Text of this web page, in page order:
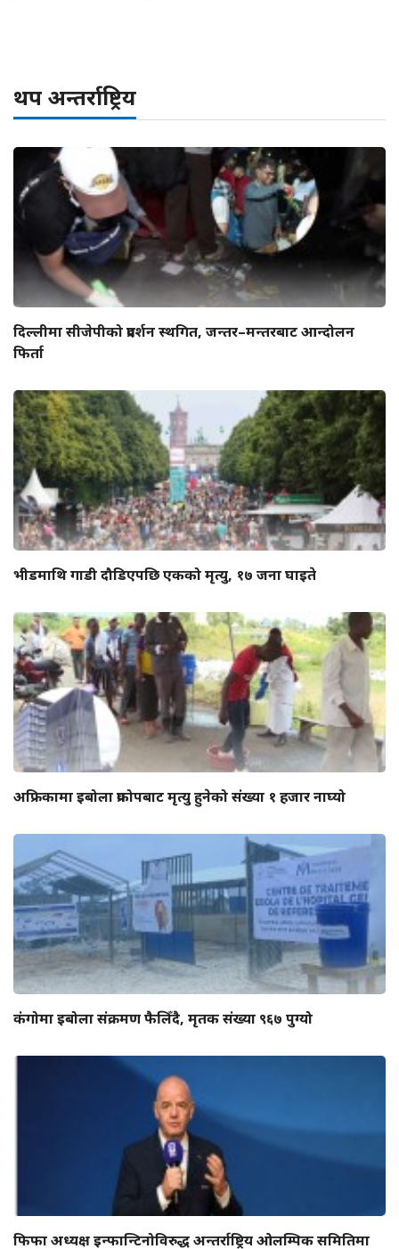
थप अन्तर्राष्ट्रिय
दिल्लीमा सीजेपीको प्रदर्शन स्थगित, जन्तर–मन्तरबाट आन्दोलन
फिर्ता
भीडमाथि गाडी दौडिएपछि एकको मृत्यु, १७ जना घाइते
अफ्रिकामा इबोला प्रकोपबाट मृत्यु हुनेको संख्या १ हजार नाघ्यो
कंगोमा इबोला संक्रमण फैलिँदै, मृतक संख्या ९६७ पुग्यो
फिफा अध्यक्ष इन्फान्टिनोविरुद्ध अन्तर्राष्ट्रिय ओलम्पिक समितिमा